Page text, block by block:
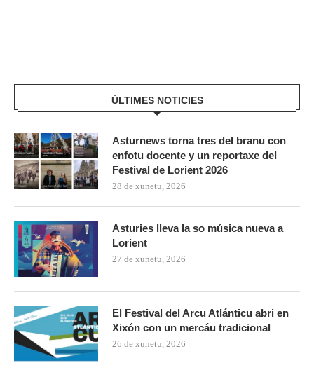
ÚLTIMES NOTICIES
Asturnews torna tres del branu con
enfotu docente y un reportaxe del
Festival de Lorient 2026
28 de xunetu, 2026
Asturies lleva la so música nueva a
Lorient
27 de xunetu, 2026
El Festival del Arcu Atlánticu abri en
Xixón con un mercáu tradicional
26 de xunetu, 2026